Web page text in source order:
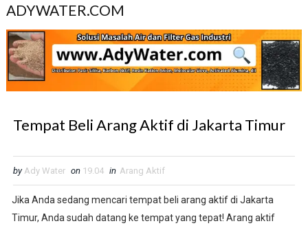
ADYWATER.COM
Tempat Beli Arang Aktif di Jakarta Timur
by Ady Water on 19.04 in Arang Aktif
Jika Anda sedang mencari tempat beli arang aktif di Jakarta
Timur, Anda sudah datang ke tempat yang tepat! Arang aktif